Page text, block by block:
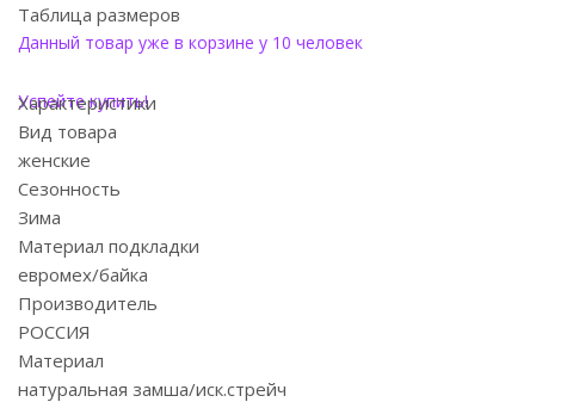
Таблица размеров
Данный товар уже в корзине у 10 человек
Успейте купить!
Характеристики
Вид товара
женские
Сезонность
Зима
Материал подкладки
евромех/байка
Производитель
РОССИЯ
Материал
натуральная замша/иск.стрейч